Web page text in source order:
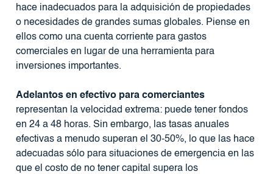
hace inadecuados para la adquisición de propiedades
o necesidades de grandes sumas globales. Piense en
ellos como una cuenta corriente para gastos
comerciales en lugar de una herramienta para
inversiones importantes.
Adelantos en efectivo para comerciantes
representan la velocidad extrema: puede tener fondos
en 24 a 48 horas. Sin embargo, las tasas anuales
efectivas a menudo superan el 30-50%, lo que las hace
adecuadas sólo para situaciones de emergencia en las
que el costo de no tener capital supera los